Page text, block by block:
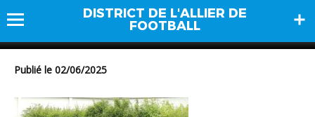
DISTRICT DE L'ALLIER DE
FOOTBALL
DSCN1512
Publié le 02/06/2025